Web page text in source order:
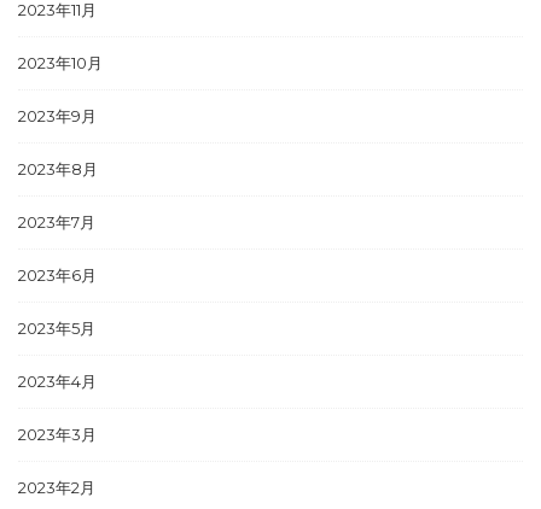
2023年11月
2023年10月
2023年9月
2023年8月
2023年7月
2023年6月
2023年5月
2023年4月
2023年3月
2023年2月